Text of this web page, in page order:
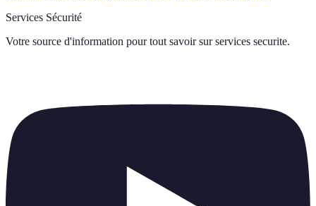
Services Sécurité
Votre source d'information pour tout savoir sur services securite.